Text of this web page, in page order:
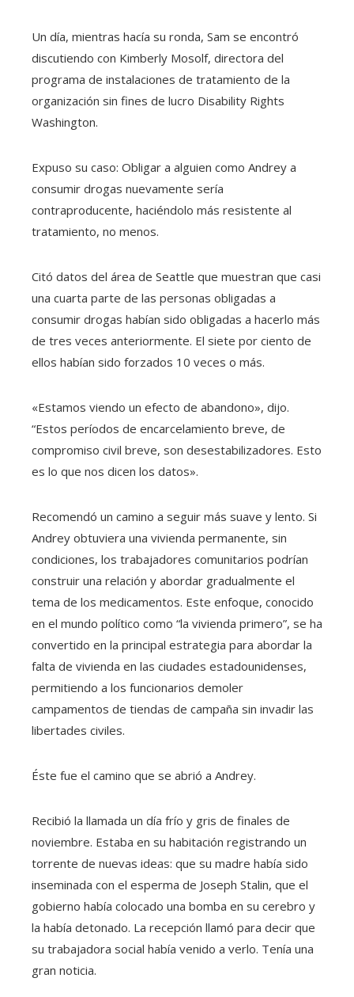
Un día, mientras hacía su ronda, Sam se encontró
discutiendo con Kimberly Mosolf, directora del
programa de instalaciones de tratamiento de la
organización sin fines de lucro Disability Rights
Washington.
Expuso su caso: Obligar a alguien como Andrey a
consumir drogas nuevamente sería
contraproducente, haciéndolo más resistente al
tratamiento, no menos.
Citó datos del área de Seattle que muestran que casi
una cuarta parte de las personas obligadas a
consumir drogas habían sido obligadas a hacerlo más
de tres veces anteriormente. El siete por ciento de
ellos habían sido forzados 10 veces o más.
«Estamos viendo un efecto de abandono», dijo.
“Estos períodos de encarcelamiento breve, de
compromiso civil breve, son desestabilizadores. Esto
es lo que nos dicen los datos».
Recomendó un camino a seguir más suave y lento. Si
Andrey obtuviera una vivienda permanente, sin
condiciones, los trabajadores comunitarios podrían
construir una relación y abordar gradualmente el
tema de los medicamentos. Este enfoque, conocido
en el mundo político como “la vivienda primero”, se ha
convertido en la principal estrategia para abordar la
falta de vivienda en las ciudades estadounidenses,
permitiendo a los funcionarios demoler
campamentos de tiendas de campaña sin invadir las
libertades civiles.
Éste fue el camino que se abrió a Andrey.
Recibió la llamada un día frío y gris de finales de
noviembre. Estaba en su habitación registrando un
torrente de nuevas ideas: que su madre había sido
inseminada con el esperma de Joseph Stalin, que el
gobierno había colocado una bomba en su cerebro y
la había detonado. La recepción llamó para decir que
su trabajadora social había venido a verlo. Tenía una
gran noticia.